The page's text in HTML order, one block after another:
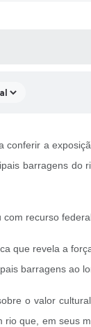
a
barragens
recurso
que revela a
barragens ao
o valor
que, em